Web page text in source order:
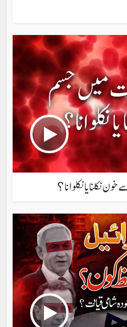
نکلنا یا نکلوانا ؟